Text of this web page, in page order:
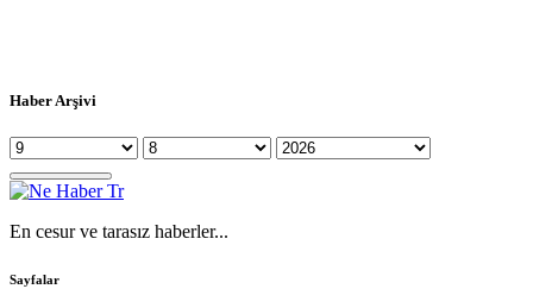
Haber Arşivi
En cesur ve tarasız haberler...
Sayfalar